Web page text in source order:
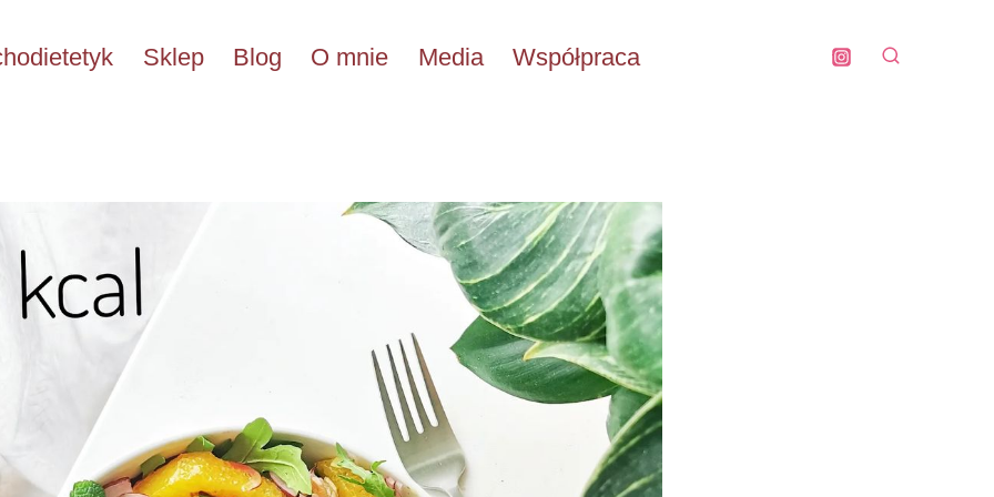
Sklep Blog O mnie Media Współpraca